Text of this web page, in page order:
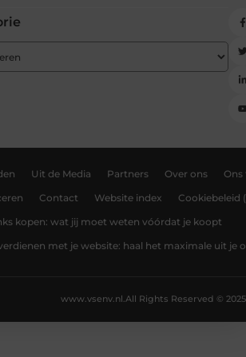
Uit de Media Partners Over ons Ons
Contact Website index Cookiebeleid
kopen: wat jij moet weten vóórdat je koopt
met je website: haal het maximale uit je
All Rights Reserved © 2025
www.vsenv.nl.